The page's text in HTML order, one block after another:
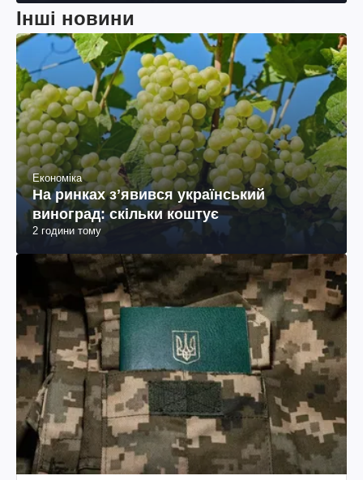
Інші новини
Економіка
На ринках зʼявився український
виноград: скільки коштує
2 години тому